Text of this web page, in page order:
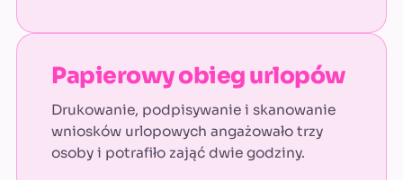
Papierowy obieg urlopów
Drukowanie, podpisywanie i skanowanie
wniosków urlopowych angażowało trzy
osoby i potrafiło zająć dwie godziny.